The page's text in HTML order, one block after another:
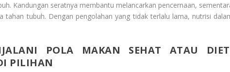
Kandungan seratnya membantu melancarkan pencernaan,
tahan tubuh. Dengan pengolahan yang tidak terlalu lama, nutrisi
POLA MAKAN SEHAT ATAU
PILIHAN